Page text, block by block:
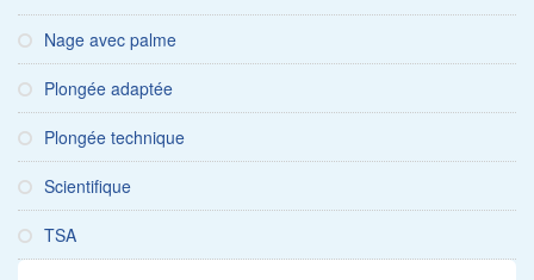
Nage avec palme
Plongée adaptée
Plongée technique
Scientifique
TSA